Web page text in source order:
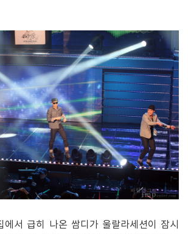
에서 급히 나온 쌈디가 울랄라세션이 잠시